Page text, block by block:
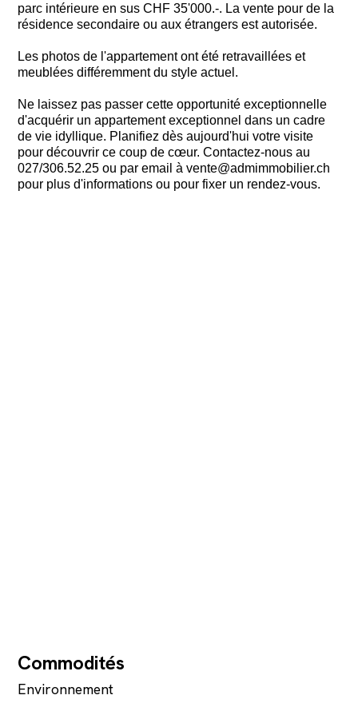
parc intérieure en sus CHF 35'000.-. La vente pour de la
résidence secondaire ou aux étrangers est autorisée.
Les photos de l'appartement ont été retravaillées et
meublées différemment du style actuel.
Ne laissez pas passer cette opportunité exceptionnelle
d'acquérir un appartement exceptionnel dans un cadre
de vie idyllique. Planifiez dès aujourd'hui votre visite
pour découvrir ce coup de cœur. Contactez-nous au
027/306.52.25 ou par email à vente@admimmobilier.ch
pour plus d'informations ou pour fixer un rendez-vous.
Commodités
Environnement